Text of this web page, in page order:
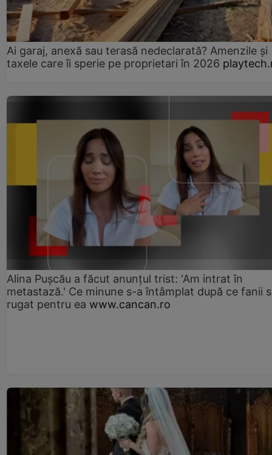
Ai garaj, anexă sau terasă nedeclarată? Amenzile și
taxele care îi sperie pe proprietari în 2026
Alina Pușcău a făcut anunțul trist: 'Am intrat în
metastază.' Ce minune s-a întâmplat după ce fanii
rugat pentru ea www.cancan.ro